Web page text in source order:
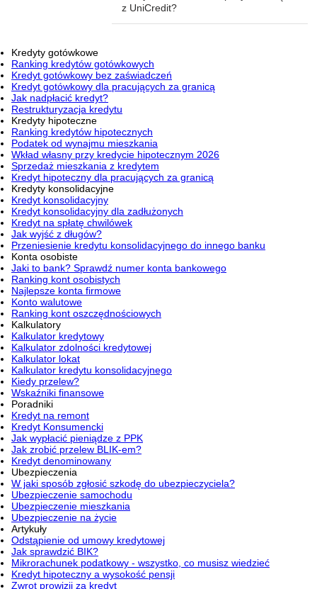
z UniCredit?
Kredyty gotówkowe
Ranking kredytów gotówkowych
Kredyt gotówkowy bez zaświadczeń
Kredyt gotówkowy dla pracujących za granicą
Jak nadpłacić kredyt?
Restrukturyzacja kredytu
Kredyty hipoteczne
Ranking kredytów hipotecznych
Podatek od wynajmu mieszkania
Wkład własny przy kredycie hipotecznym 2026
Sprzedaż mieszkania z kredytem
Kredyt hipoteczny dla pracujących za granicą
Kredyty konsolidacyjne
Kredyt konsolidacyjny
Kredyt konsolidacyjny dla zadłużonych
Kredyt na spłatę chwilówek
Jak wyjść z długów?
Przeniesienie kredytu konsolidacyjnego do innego banku
Konta osobiste
Jaki to bank? Sprawdź numer konta bankowego
Ranking kont osobistych
Najlepsze konta firmowe
Konto walutowe
Ranking kont oszczędnościowych
Kalkulatory
Kalkulator kredytowy
Kalkulator zdolności kredytowej
Kalkulator lokat
Kalkulator kredytu konsolidacyjnego
Kiedy przelew?
Wskaźniki finansowe
Poradniki
Kredyt na remont
Kredyt Konsumencki
Jak wypłacić pieniądze z PPK
Jak zrobić przelew BLIK-em?
Kredyt denominowany
Ubezpieczenia
W jaki sposób zgłosić szkodę do ubezpieczyciela?
Ubezpieczenie samochodu
Ubezpieczenie mieszkania
Ubezpieczenie na życie
Artykuły
Odstąpienie od umowy kredytowej
Jak sprawdzić BIK?
Mikrorachunek podatkowy - wszystko, co musisz wiedzieć
Kredyt hipoteczny a wysokość pensji
Zwrot prowizji za kredyt